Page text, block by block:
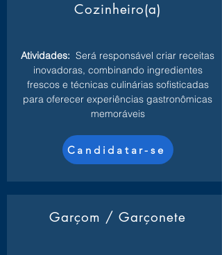
Cozinheiro(a)
Atividades: Será responsável criar receitas
inovadoras, combinando ingredientes
frescos e técnicas culinárias sofisticadas
para oferecer experiências gastronômicas
memoráveis
Candidatar-se
Garçom / Garçonete